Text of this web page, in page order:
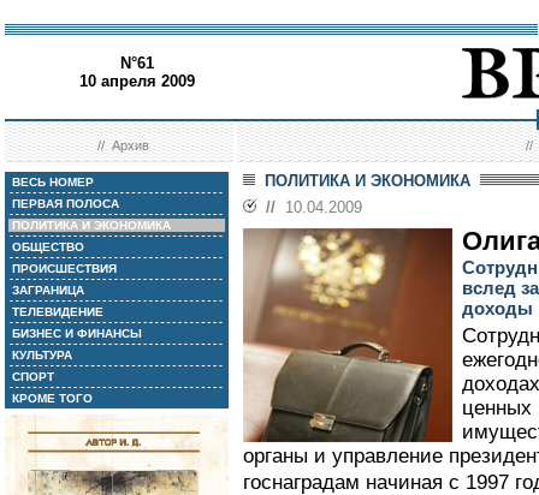
N°61
10 апреля 2009
//Архив //
ВЕСЬ НОМЕР
ПЕРВАЯ ПОЛОСА
ПОЛИТИКА И ЭКОНОМИКА
ОБЩЕСТВО
ПРОИСШЕСТВИЯ
ЗАГРАНИЦА
ТЕЛЕВИДЕНИЕ
БИЗНЕС И ФИНАНСЫ
КУЛЬТУРА
СПОРТ
КРОМЕ ТОГО
ПОЛИТИКА И ЭКОНОМИКА
// 10.04.2009
вслед
доходы
ценных
органы и управление
госнаградам начиная с 1997